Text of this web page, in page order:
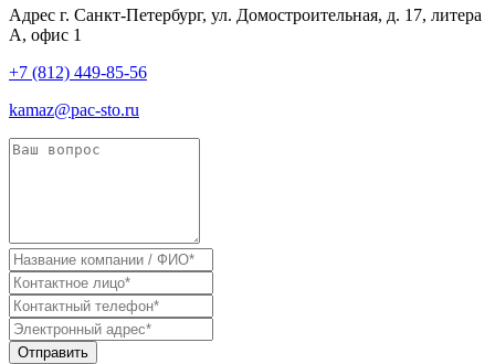
Адрес г. Санкт-Петербург, ул. Домостроительная, д. 17, литера
А, офис 1
+7 (812) 449-85-56
kamaz@pac-sto.ru
Отправить